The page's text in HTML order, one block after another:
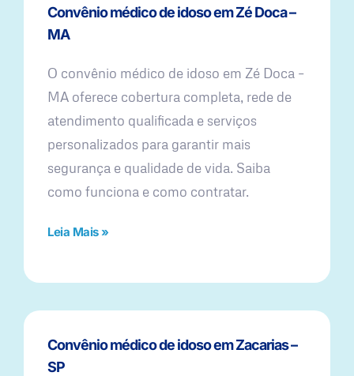
Convênio médico de idoso em Zé Doca –
MA
O convênio médico de idoso em Zé Doca –
MA oferece cobertura completa, rede de
atendimento qualificada e serviços
personalizados para garantir mais
segurança e qualidade de vida. Saiba
como funciona e como contratar.
Leia Mais »
Convênio médico de idoso em Zacarias –
SP